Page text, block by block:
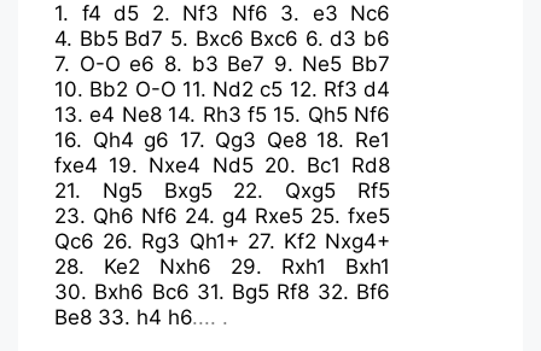
1. f4 d5 2. Nf3 Nf6 3. e3 Nc6
4. Bb5 Bd7 5. Bxc6 Bxc6 6.d3 b6
7. O-O e6 8. b3 Be7 9. Ne5 Bb7
10. Bb2 O-O 11. Nd2 c5 12. Rf3 d4
13.e4 Ne8 14. Rh3 f5 15. Qh5 Nf6
16. Qh4 g6 17. Qg3 Qe8 18. Re1
fxe4 19. Nxe4 Nd5 20. Bc1 Rd8
21. Ng5 Bxg5 22. Qxg5
Rf5
23. Qh6 Nf6 24. g4 Rxe5 25. fxe5
Qc6 26. Rg3 Qh1+ 27. Kf2 Nxg4+
28. Ke2 Nxh6 29. Rxh1
Bxh1
30. Bxh6 Bc6 31. Bg5 Rf8 32. Bf6
Be8 33. h4 h6.... .